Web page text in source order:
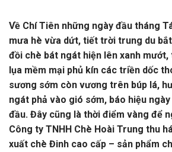
Về Chí Tiên những ngày đầu tháng
mưa hè vừa dứt, tiết trời trung du
đồi chè bát ngát hiện lên xanh
lụa mềm mại phủ kín các triền dốc
sương sớm còn vương trên búp lá,
ngát phả vào gió sớm, báo hiệu
đầu. Đây cũng là thời điểm vàng để
Công ty TNHH Chè Hoài Trung thu
xuất chè Đinh cao cấp – sản phẩm